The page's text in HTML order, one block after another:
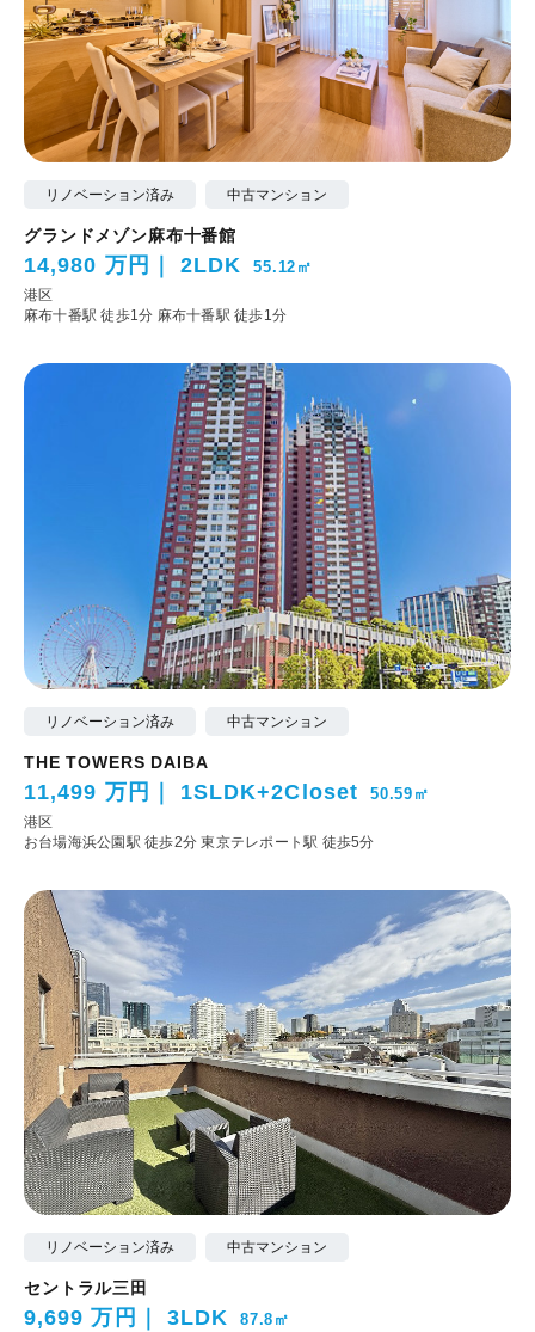
リノベーション済み 中古マンション
グランドメゾン麻布十番館
14,980 万円 2LDK 55.12㎡
港区
麻布十番駅 徒歩1分 麻布十番駅 徒歩1分
リノベーション済み 中古マンション
THE TOWERS DAIBA
11,499 万円 1SLDK+2Closet 50.59㎡
港区
お台場海浜公園駅 徒歩2分東京テレポート駅 徒歩5分
リノベーション済み 中古マンション
セントラル三田
9,699 万円 3LDK 87.8㎡